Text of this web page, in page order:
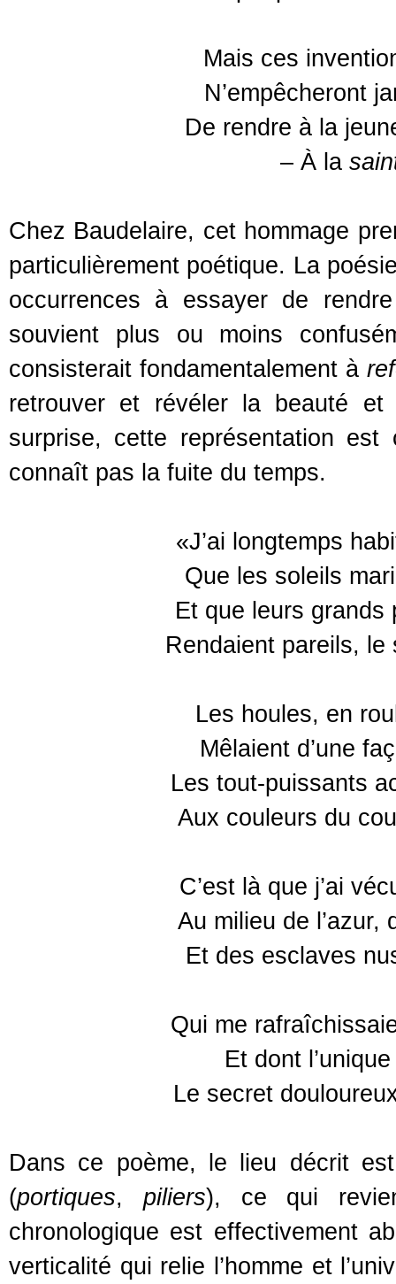
Mais ces
N’empêcheront
De rendre à la
– À la
Chez Baudelaire, cet hommage
particulièrement poétique. La
occurrences à essayer de
souvient plus ou moins
consisterait fondamentalement à
retrouver et révéler la beauté et
surprise, cette représentation est
connaît pas la fuite du temps.
«J’ai longtemps
Que les soleils
Et que leurs grands
Rendaient pareils,
Les houles, en
Mêlaient d’une
Les tout-puissants
Aux couleurs du
C’est là que j’ai
Au milieu de l’azur,
Et des esclaves
Qui me
Et dont
Le secret
Dans ce poème, le lieu décrit
(portiques, piliers), ce qui
chronologique est effectivement
verticalité qui relie l’homme et